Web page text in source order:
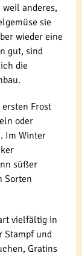
weil anderes,
sie
wieder eine
gut, sind
die
Frost
oder
Im Winter
süßer
Sorten
vielfältig in
Stampf und
Gratins